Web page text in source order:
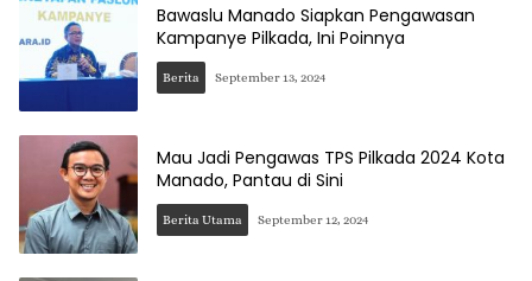
Bawaslu Manado Siapkan Pengawasan
Kampanye Pilkada, Ini Poinnya
Berita September 13, 2024
Mau Jadi Pengawas TPS Pilkada 2024 Kota
Manado, Pantau di Sini
Berita Utama September 12, 2024